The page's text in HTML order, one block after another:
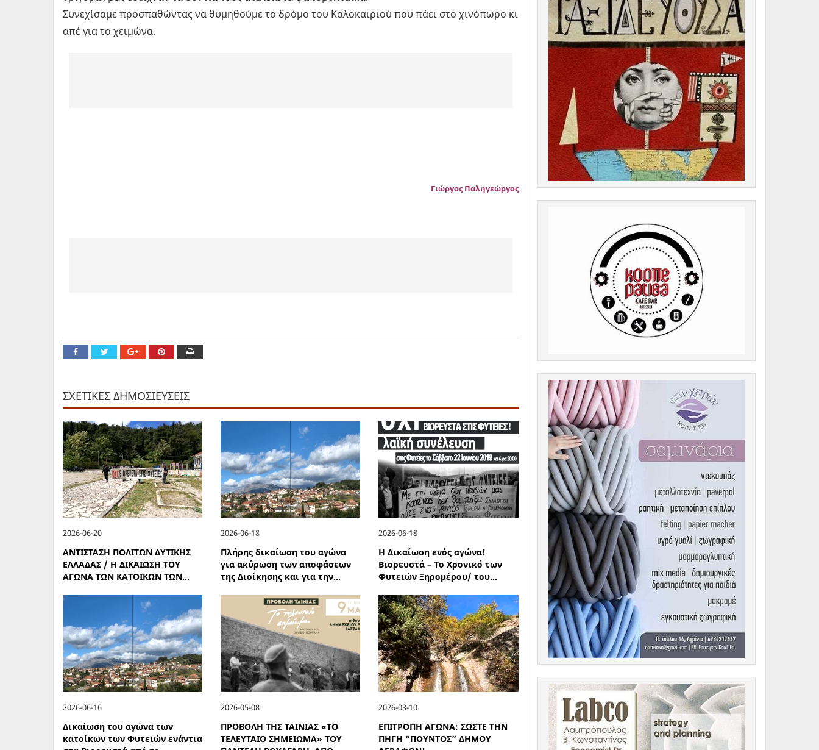
Συνεχίσαμε προσπαθώντας να θυμηθούμε το δρόμο του Καλοκαιριού που πάει στο χινόπωρο κι
απέ για το χειμώνα.
Γιώργος Παληγεώργος
ΣΧΕΤΙΚΕΣ ΔΗΜΟΣΙΕΥΣΕΙΣ
2026-06-20
ΑΝΤΙΣΤΑΣΗ ΠΟΛΙΤΩΝ ΔΥΤΙΚΗΣ
ΕΛΛΑΔΑΣ / Η ΔΙΚΑΙΩΣΗ ΤΟΥ
ΑΓΩΝΑ ΤΩΝ ΚΑΤΟΙΚΩΝ ΤΩΝ...
2026-06-18
Πλήρης δικαίωση του αγώνα
για ακύρωση των αποφάσεων
της Διοίκησης και για την...
2026-06-18
Η Δικαίωση ενός αγώνα!
Βιορευστά – Το Χρονικό των
Φυτειών Ξηρομέρου/ του...
2026-06-16
Δικαίωση του αγώνα των
κατοίκων των Φυτειών ενάντια
2026-05-08
ΠΡΟΒΟΛΗ ΤΗΣ ΤΑΙΝΙΑΣ «ΤΟ
ΤΕΛΕΥΤΑΙΟ ΣΗΜΕΙΩΜΑ» ΤΟΥ
2026-03-10
ΕΠΙΤΡΟΠΗ ΑΓΩΝΑ: ΣΩΣΤΕ ΤΗΝ
ΠΗΓΗ “ΠΟΥΝΤΟΣ” ΔΗΜΟΥ